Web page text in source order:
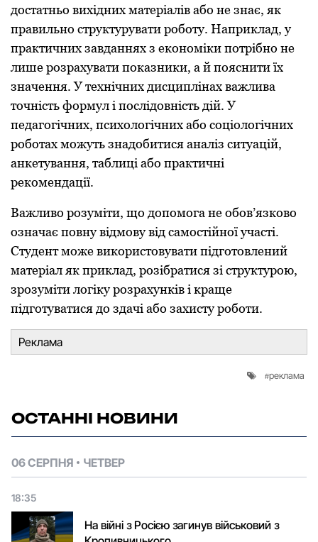
достатньо вихідних матеріалів або не знає, як
правильно структурувати роботу. Наприклад, у
практичних завданнях з економіки потрібно не
лише розрахувати показники, а й пояснити їх
значення. У технічних дисциплінах важлива
точність формул і послідовність дій. У
педагогічних, психологічних або соціологічних
роботах можуть знадобитися аналіз ситуацій,
анкетування, таблиці або практичні
рекомендації.
Важливо розуміти, що допомога не обов’язково
означає повну відмову від самостійної участі.
Студент може використовувати підготовлений
матеріал як приклад, розібратися зі структурою,
зрозуміти логіку розрахунків і краще
підготуватися до здачі або захисту роботи.
Реклама
реклама
ОСТАННІ НОВИНИ
06 СЕРПНЯ ЧЕТВЕР
18:35
На війні з Росією загинув військовий з